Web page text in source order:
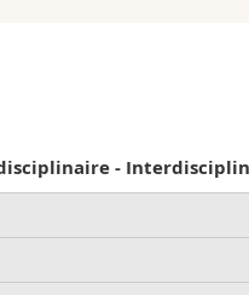
-
placement à